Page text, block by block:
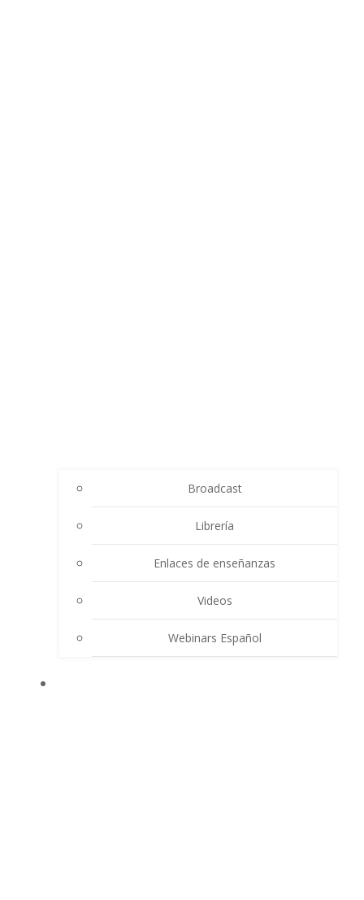
Broadcast
Librería
Enlaces de enseñanzas
Videos
Webinars Español